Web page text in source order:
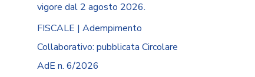
vigore dal 2 agosto 2026.
FISCALE | Adempimento
Collaborativo: pubblicata Circolare
AdE n. 6/2026